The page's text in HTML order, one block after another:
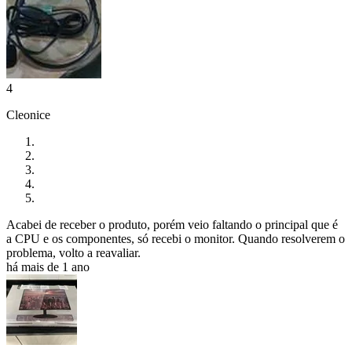
4
Cleonice
Acabei de receber o produto, porém veio faltando o principal que é
a CPU e os componentes, só recebi o monitor. Quando resolverem o
problema, volto a reavaliar.
há mais de 1 ano